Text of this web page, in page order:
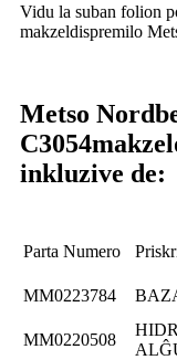
Vidu la suban folion
makzeldispremilo
Metso
C3054
inkluzive de:
Parta Numero
MM0223784
MM0220508